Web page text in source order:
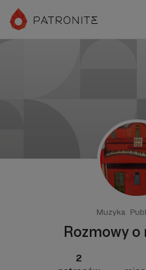
Muzyka
Rozmowy o
2